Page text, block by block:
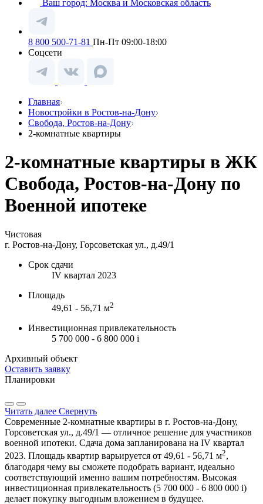
Ваш город: Москва и Московская область
8 800 500-71-81 Пн-Пт 09:00-18:00
Соцсети
Главная
Новостройки в Ростов-на-Дону
Свобода, Ростов-на-Дону
2-комнатные квартиры
2-комнатные квартиры в ЖК
Свобода, Ростов-на-Дону по
Военной ипотеке
Чистовая
г. Ростов-на-Дону, Горсоветская ул., д.49/1
Срок сдачи
IV квартал 2023
Площадь
49,61 - 56,71 м2
Инвестиционная привлекательность
5 700 000 - 6 800 000 i
Архивный объект
Оставить заявку
Планировки
Читать далее Свернуть
Современные 2-комнатные квартиры в г. Ростов-на-Дону,
Горсоветская ул., д.49/1 — отличное решение для участников
военной ипотеки. Сдача дома запланирована на IV квартал
2023. Площадь квартир варьируется от 49,61 - 56,71 м2,
благодаря чему вы сможете подобрать вариант, идеально
соответствующий именно вашим потребностям. Высокая
инвестиционная привлекательность (5 700 000 - 6 800 000 i)
делает покупку выгодным вложением в будущее.